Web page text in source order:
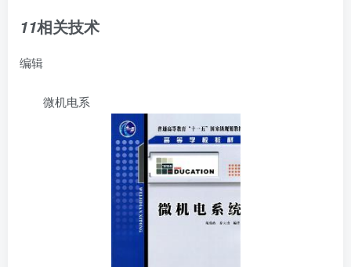
11相关技术
编辑
微机电系